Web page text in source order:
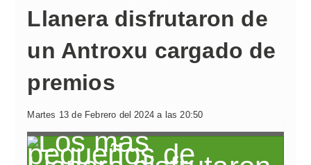
Llanera disfrutaron de
un Antroxu cargado de
premios
Martes 13 de Febrero del 2024 a las 20:50